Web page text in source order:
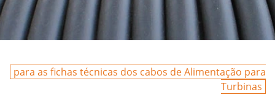
para as fichas técnicas dos cabos de Alimentação para
Turbinas